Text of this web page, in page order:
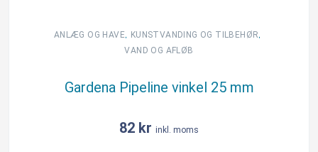
antal
ANLÆG OG HAVE, KUNSTVANDING OG TILBEHØR,
VAND OG AFLØB
Gardena Pipeline vinkel 25 mm
82 kr inkl. moms